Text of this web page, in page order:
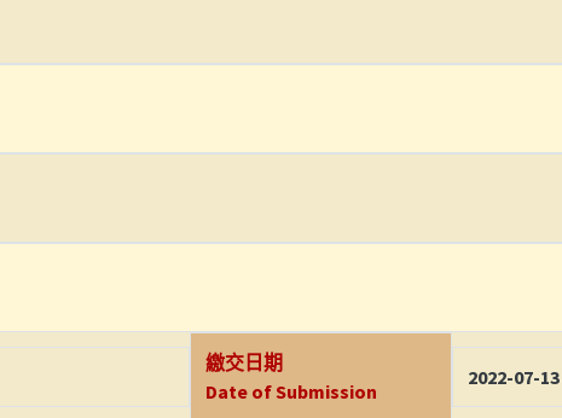
繳交日期
Date of Submission
2022-07-13